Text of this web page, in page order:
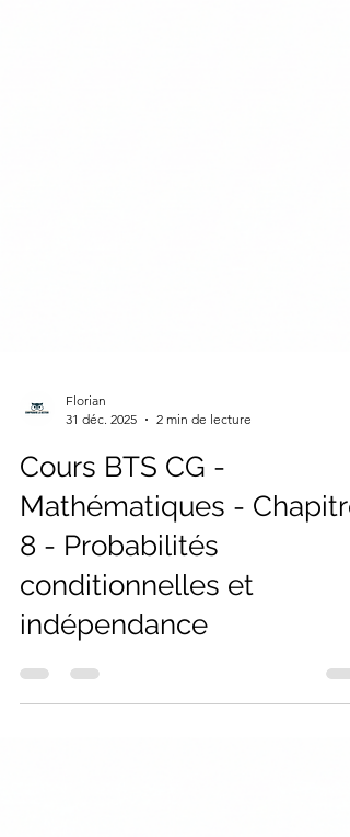
31 déc. 2025
2 min de lecture
Cours BTS CG -
Mathématiques - Chapitre
8 - Probabilités